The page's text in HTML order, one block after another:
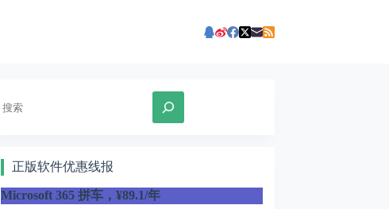
索
正版软件优惠线报
Microsoft 365 拼车，¥89.1/年